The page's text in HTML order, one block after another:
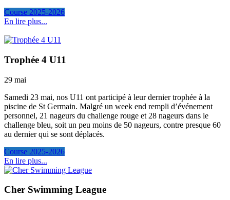
Course 2025-2026
En lire plus...
Trophée 4 U11
29 mai
Samedi 23 mai, nos U11 ont participé à leur dernier trophée à la
piscine de St Germain. Malgré un week end rempli d’événement
personnel, 21 nageurs du challenge rouge et 28 nageurs dans le
challenge bleu, soit un peu moins de 50 nageurs, contre presque 60
au dernier qui se sont déplacés.
Course 2025-2026
En lire plus...
Cher Swimming League